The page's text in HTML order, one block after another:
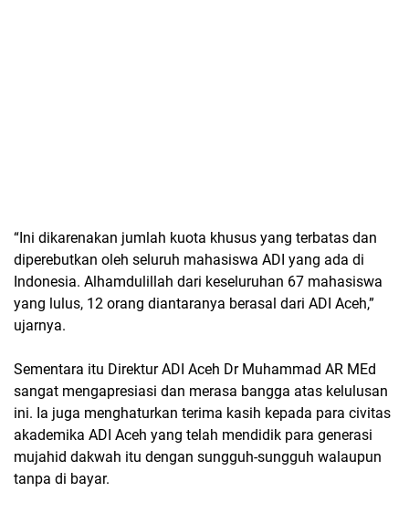
“Ini dikarenakan jumlah kuota khusus yang terbatas dan
diperebutkan oleh seluruh mahasiswa ADI yang ada di
Indonesia. Alhamdulillah dari keseluruhan 67 mahasiswa
yang lulus, 12 orang diantaranya berasal dari ADI Aceh,”
ujarnya.
Sementara itu Direktur ADI Aceh Dr Muhammad AR MEd
sangat mengapresiasi dan merasa bangga atas kelulusan
ini. Ia juga menghaturkan terima kasih kepada para civitas
akademika ADI Aceh yang telah mendidik para generasi
mujahid dakwah itu dengan sungguh-sungguh walaupun
tanpa di bayar.